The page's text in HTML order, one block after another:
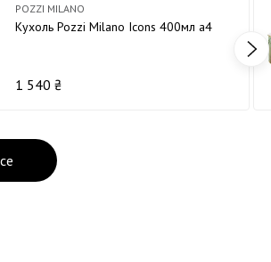
POZZI MILANO
Кухоль Pozzi Milano Icons 400мл а4
1 540 ₴